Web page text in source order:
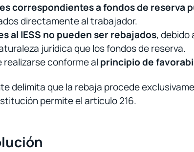
correspondientes a fondos de reserva
directamente al trabajador.
al IESS no pueden ser rebajados, debido
jurídica que los fondos de reserva.
conforme al principio de
delimita que la rebaja procede
permite el artículo 216.